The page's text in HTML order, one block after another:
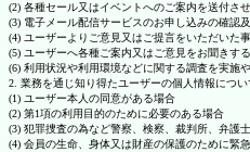
(2) 各種セール又はイベントへのご案内を送付させ
(3) 電子メール配信サービスのお申し込みの確認
(4) ユーザーよりご意見又はご提言をいただいた
(5) ユーザーへ各種ご案内又はご意見をお聞きす
(6) 利用状況や利用環境などに関する調査を実施
2. 業務を通じ知り得たユーザーの個人情報につ
(1) ユーザー本人の同意がある場合
(2) 第1項の利用目的のために必要のある場合
(3) 犯罪捜査の為など警察、検察、裁判所、弁護
(4) 会員の生命、身体又は財産の保護のために緊